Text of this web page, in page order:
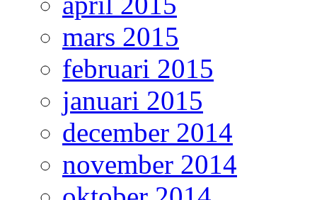
mars 2015
februari 2015
januari 2015
december 2014
november 2014